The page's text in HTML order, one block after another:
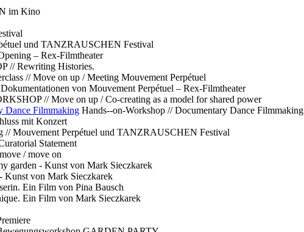
im Kino
und TANZRAUSCHEN Festival
– Rex-Filmtheater
// Rewriting Histories.
// Move on up / Meeting Mouvement Perpétuel
von Mouvement Perpétuel – Rex-Filmtheater
// Move on up / Co-creating as a model for shared power
Dance Filmmaking Hands--on-Workshop // Documentary Dance Filmmaking
mit Konzert
// Mouvement Perpétuel und TANZRAUSCHEN Festival
Statement
/ move on
garden - Kunst von Mark Sieczkarek
Kunst von Mark Sieczkarek
Ein Film von Pina Bausch
Ein Film von Mark Sieczkarek